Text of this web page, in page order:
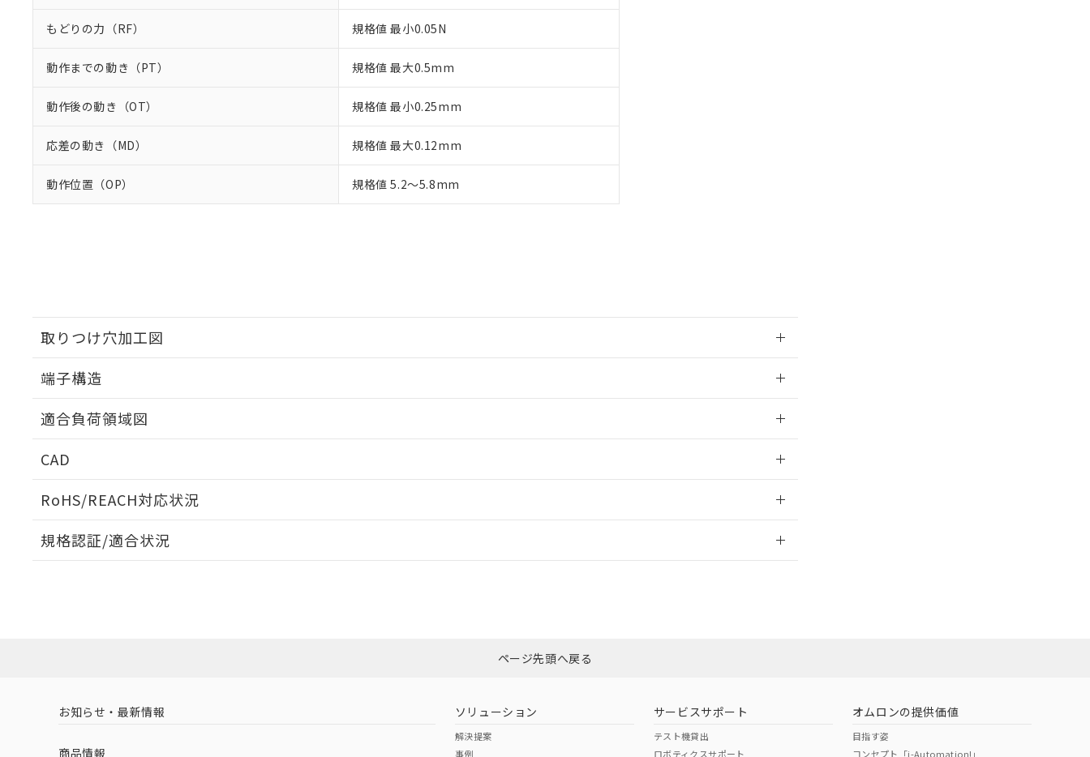
もどりの力（RF） 規格値 最小0.05N
動作までの動き（PT） 規格値 最大0.5mm
動作後の動き（OT） 規格値 最小0.25mm
応差の動き（MD） 規格値 最大0.12mm
動作位置（OP） 規格値 5.2～5.8mm
取りつけ穴加工図
端子構造
適合負荷領域図
CAD
RoHS/REACH対応状況
EU RoHS 注意事項・凡例
ダウンロードはこちら
中国 RoHS 注意事項・凡例
規格認証/適合状況
ページ先頭へ戻る
お知らせ・最新情報
商品情報
ソリューション
解決提案
事例
サービスサポート
テスト機貸出
ロボティクスサポート
オムロンの提供価値
目指す姿
コンセプト「i-Automation!」